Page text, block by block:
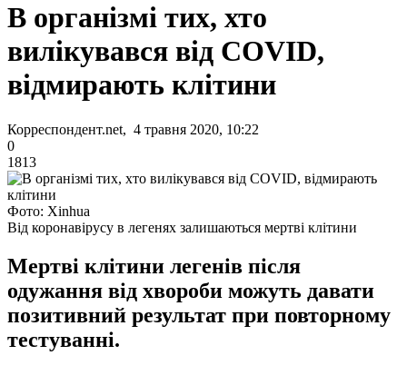
В організмі тих, хто
вилікувався від COVID,
відмирають клітини
Корреспондент.net, 4 травня 2020, 10:22
0
1813
Фото: Xinhua
Від коронавірусу в легенях залишаються мертві клітини
Мертві клітини легенів після
одужання від хвороби можуть давати
позитивний результат при повторному
тестуванні.